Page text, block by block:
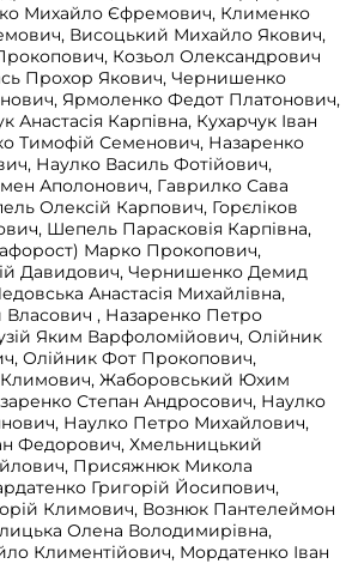
Михайло Єфремович, Клименко
Висоцький Михайло Якович,
Козьол Олександрович
Прохор Якович, Чернишенко
Ярмоленко Федот Платонович,
Анастасія Карпівна, Кухарчук Іван
Тимофій Семенович, Назаренко
Наулко Василь Фотійович,
Аполонович, Гаврилко Сава
Олексій Карпович, Горєліков
Шепель Парасковія Карпівна,
Марко Прокопович,
Давидович, Чернишенко Демид
Анастасія Михайлівна,
, Назаренко Петро
Яким Варфоломійович, Олійник
Олійник Фот Прокопович,
Климович, Жаборовський Юхим
Степан Андросович, Наулко
Наулко Петро Михайлович,
Федорович, Хмельницький
Присяжнюк Микола
Григорій Йосипович,
Климович, Вознюк Пантелеймон
Олена Володимирівна,
Климентійович, Мордатенко Іван